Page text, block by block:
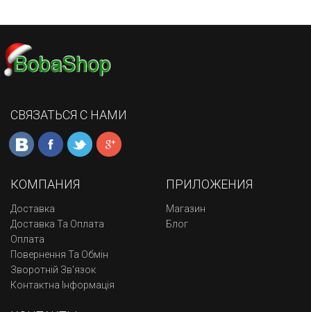
СВЯЗАТЬСЯ С НАМИ
КОМПАНИЯ
Доставка
Доставка Та Оплата
Оплата
Повернення Та Обмін
Зворотній Зв'язок
Контактна Інформація
ПРИЛОЖЕНИЯ
Магазин
Блог